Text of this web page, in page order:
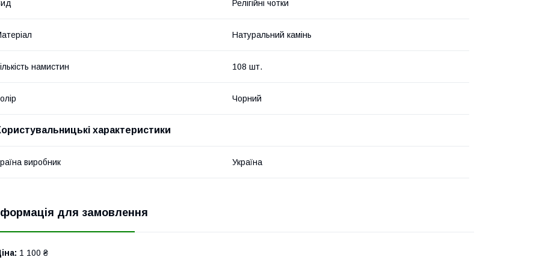
Релігійні чотки
Натуральний камінь
намистин 108 шт.
Чорний
характеристики
виробник Україна
для замовлення
1 100 ₴